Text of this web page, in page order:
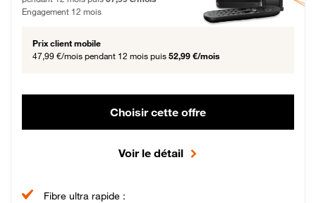
Engagement 12 mois
Prix client mobile
47,99 €/mois pendant 12 mois puis 52,99 €/mois
Choisir cette offre
Voir le détail
Fibre ultra rapide :